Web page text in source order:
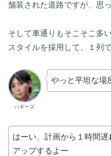
舗装された道路ですが、思
そして車通りもそこそこ多
スタイルを採用して、１列
バギーズ
やっと平坦な場
はーい、計画から１時間遅
アップするよー